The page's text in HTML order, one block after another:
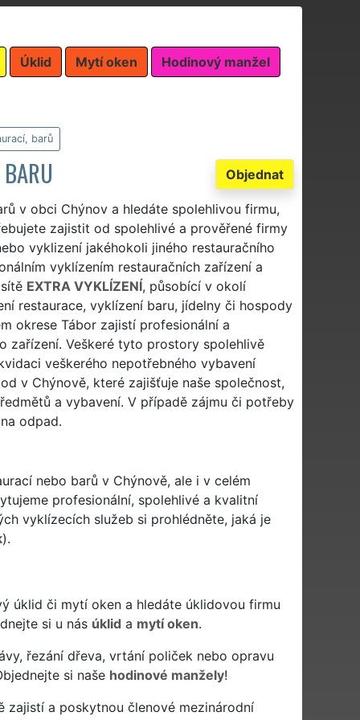
Úklid Mytí oken Hodinový manžel
barů
Objednat
v obci Chýnov a hledáte spolehlivou firmu,
zajistit od spolehlivé a prověřené firmy
vyklizení jakéhokoli jiného restauračního
vyklízením restauračních zařízení a
EXTRA VYKLÍZENÍ, působící v okolí
restaurace, vyklízení baru, jídelny či hospody
okrese Tábor zajistí profesionální a
zařízení. Veškeré tyto prostory spolehlivě
veškerého nepotřebného vybavení
v Chýnově, které zajišťuje naše společnost,
a vybavení. V případě zájmu či potřeby
odpad.
nebo barů v Chýnově, ale i v celém
profesionální, spolehlivé a kvalitní
vyklízecích služeb si prohlédněte, jaká je
).
úklid či mytí oken a hledáte úklidovou firmu
si u nás úklid a mytí oken.
řezání dřeva, vrtání poliček nebo opravu
si naše hodinové manžely!
zajistí a poskytnou členové mezinárodní